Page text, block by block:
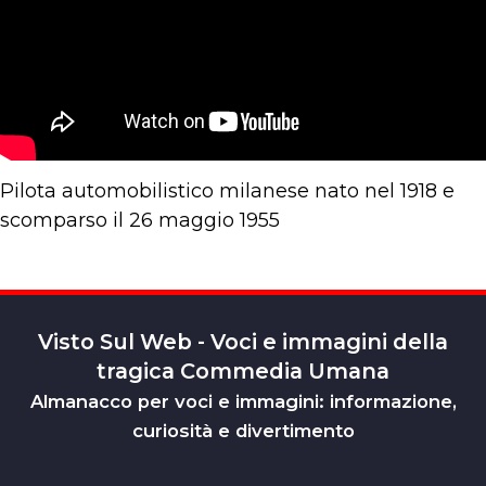
Pilota automobilistico milanese nato nel 1918 e
scomparso il 26 maggio 1955
Visto Sul Web - Voci e immagini della
tragica Commedia Umana
Almanacco per voci e immagini: informazione,
curiosità e divertimento